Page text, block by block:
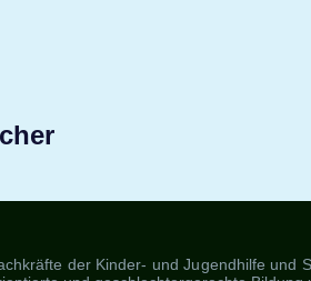
der Kinder- und Jugendhilfe und